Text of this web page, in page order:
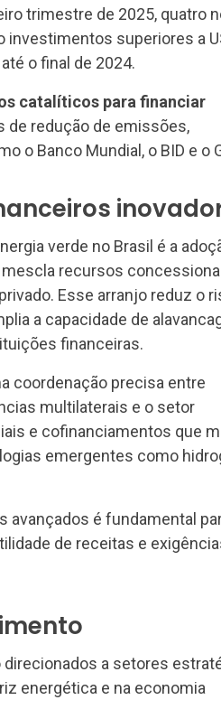
trimestre de 2025, quatro
investimentos superiores a
o final de 2024.
catalíticos para financiar
de redução de emissões,
o Banco Mundial, o BID e o
verde no Brasil é a
mescla recursos
Esse arranjo reduz o
a capacidade de
financeiras.
coordenação precisa entre
multilaterais e o setor
e cofinanciamentos que
emergentes como
avançados é fundamental
de receitas e
a setores
energética e na economia